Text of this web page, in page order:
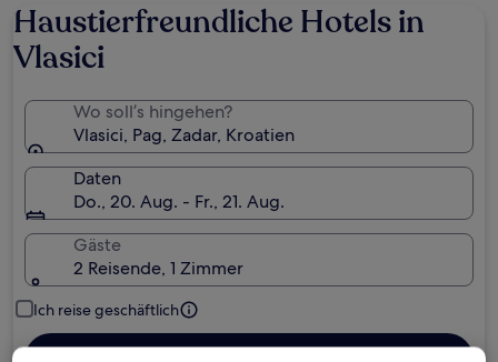
Haustierfreundliche Hotels in
Vlasici
Wo soll’s hingehen?
Vlasici, Pag, Zadar, Kroatien
Daten
Do., 20. Aug. - Fr., 21. Aug.
Gäste
2 Reisende, 1 Zimmer
Ich reise geschäftlich